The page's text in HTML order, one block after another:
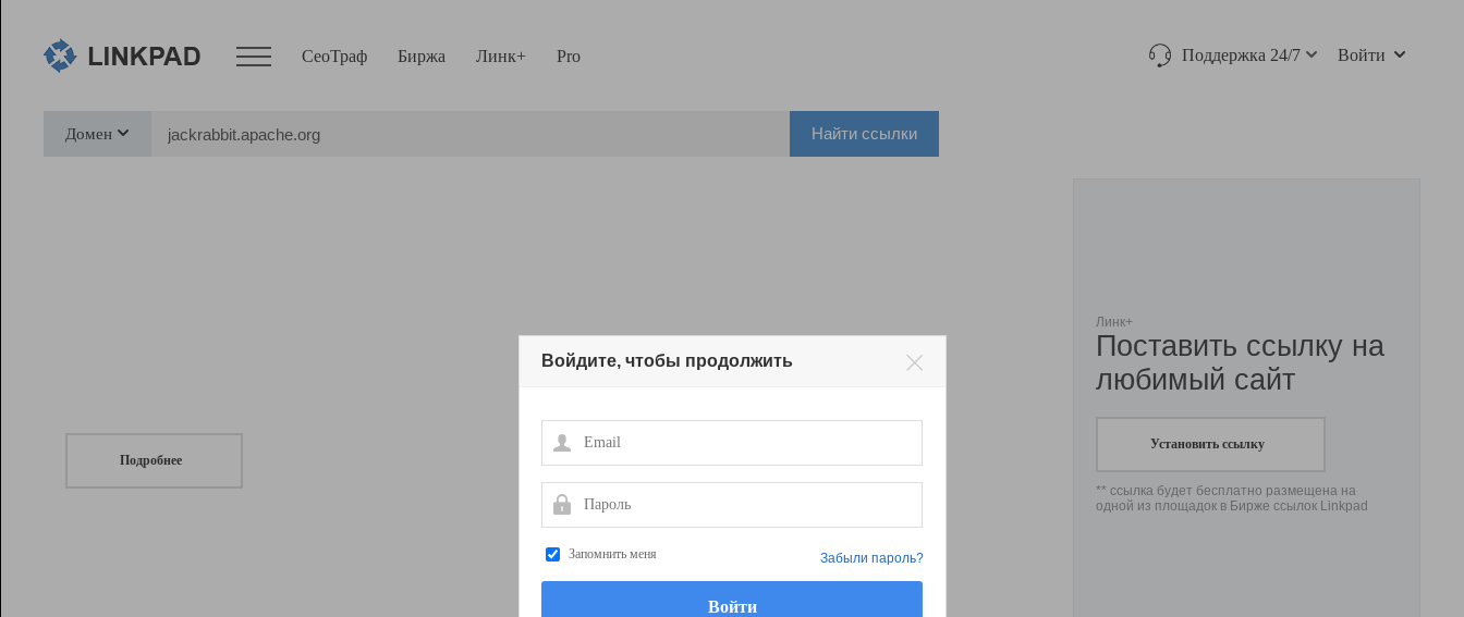
СеоТраф Биржа Линк+ Pro Поддержка 24/7 Войти
Домен Найти ссылки
Подробнее
Линк+
Поставить ссылку на
любимый сайт
Установить ссылку
** ссылка будет бесплатно размещена на
одной из площадок в Бирже ссылок Linkpad
Войдите, чтобы продолжить
Email
Пароль
Запомнить меня Забыли пароль?